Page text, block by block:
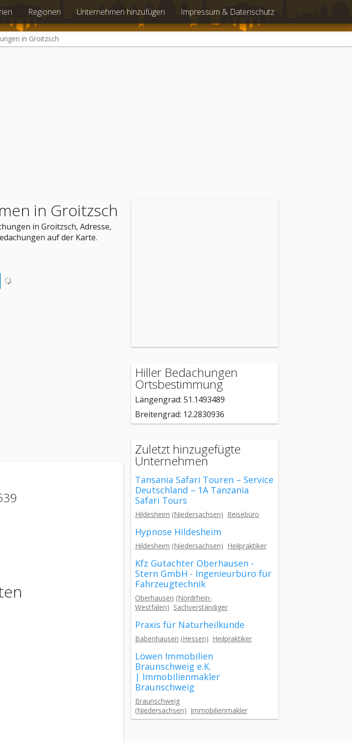
Regionen Unternehmen hinzufügen Impressum & Datenschutz
in Groitzsch
in Groitzsch
in Groitzsch, Adresse,
auf der Karte.
Hiller Bedachungen
Ortsbestimmung
Längengrad: 51.1493489
Breitengrad: 12.2830936
Zuletzt hinzugefügte
Unternehmen
Tansania Safari Touren – Service
Deutschland – 1A Tanzania
Safari Tours
Hildesheim (Niedersachsen) Reisebüro
Hypnose Hildesheim
Hildesheim (Niedersachsen) Heilpraktiker
Kfz Gutachter Oberhausen -
Stern GmbH - Ingenieurbüro für
Fahrzeugtechnik
Oberhausen (Nordrhein-
Westfalen) Sachverständiger
Praxis für Naturheilkunde
Babenhausen (Hessen) Heilpraktiker
Löwen Immobilien
Braunschweig e.K.
| Immobilienmakler
Braunschweig
Braunschweig
(Niedersachsen) Immobilienmakler